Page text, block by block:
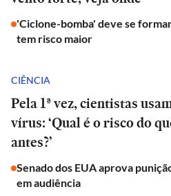
'Ciclone-bomba' deve se
tem risco maior
CIÊNCIA
Pela 1ª vez, cientistas
vírus: ‘Qual é o risco do
antes?’
Senado dos EUA aprova
em audiência